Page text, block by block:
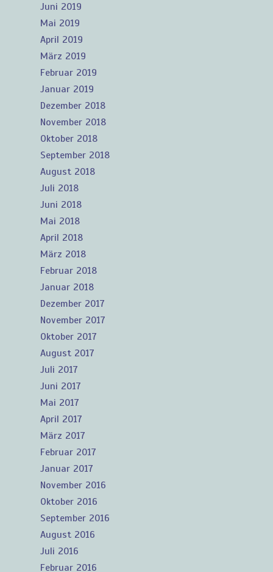
Juni 2019
Mai 2019
April 2019
März 2019
Februar 2019
Januar 2019
Dezember 2018
November 2018
Oktober 2018
September 2018
August 2018
Juli 2018
Juni 2018
Mai 2018
April 2018
März 2018
Februar 2018
Januar 2018
Dezember 2017
November 2017
Oktober 2017
August 2017
Juli 2017
Juni 2017
Mai 2017
April 2017
März 2017
Februar 2017
Januar 2017
November 2016
Oktober 2016
September 2016
August 2016
Juli 2016
Februar 2016